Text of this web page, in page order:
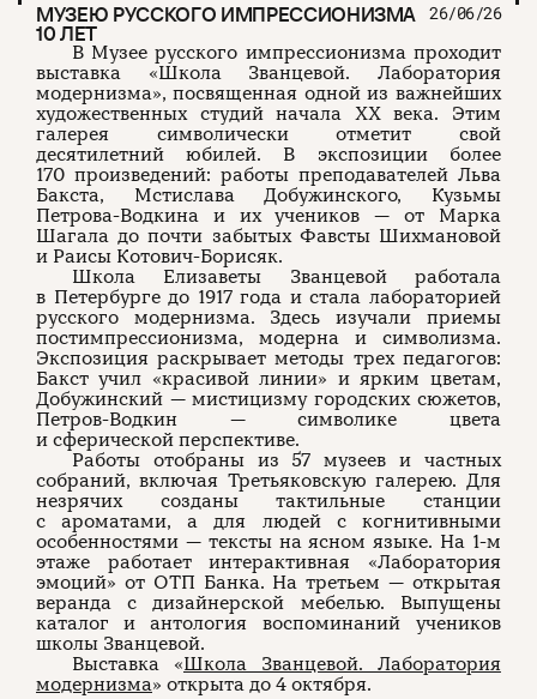
МУЗЕЮ РУССКОГО ИМПРЕССИОНИЗМА
10 ЛЕТ
26/06/26
В Музее русского импрессионизма проходит
выставка «Школа Званцевой. Лаборатория
модернизма», посвященная одной из важнейших
художественных студий начала XX века. Этим
галерея символически отметит свой
десятилетний юбилей. В экспозиции более
170 произведений: работы преподавателей Льва
Бакста, Мстислава Добужинского, Кузьмы
Петрова-Водкина и их учеников — от Марка
Шагала до почти забытых Фавсты Шихмановой
и Раисы Котович-Борисяк.
Школа Елизаветы Званцевой работала
в Петербурге до 1917 года и стала лабораторией
русского модернизма. Здесь изучали приемы
постимпрессионизма, модерна и символизма.
Экспозиция раскрывает методы трех педагогов:
Бакст учил «красивой линии» и ярким цветам,
Добужинский — мистицизму городских сюжетов,
Петров-Водкин — символике цвета
и сферической перспективе.
Работы отобраны из 57 музеев и частных
собраний, включая Третьяковскую галерею. Для
незрячих созданы тактильные станции
с ароматами, а для людей с когнитивными
особенностями — тексты на ясном языке. На 1-м
этаже работает интерактивная «Лаборатория
эмоций» от ОТП Банка. На третьем — открытая
веранда с дизайнерской мебелью. Выпущены
каталог и антология воспоминаний учеников
школы Званцевой.
Выставка «Школа Званцевой. Лаборатория
модернизма» открыта до 4 октября.